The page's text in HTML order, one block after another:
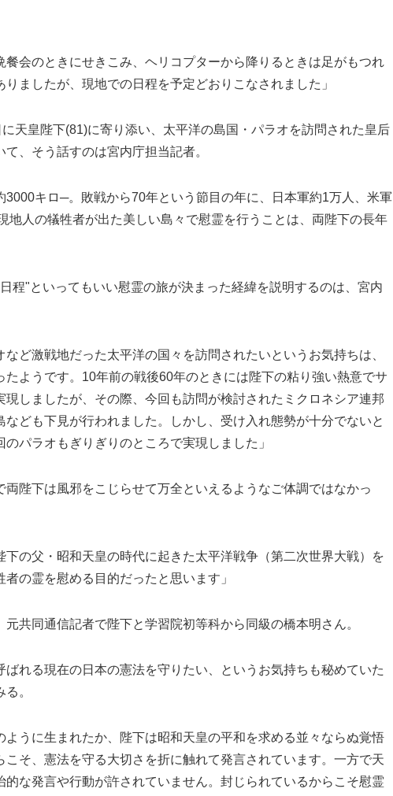
餐会のときにせきこみ、ヘリコプターから降りるときは足がもつれ
りましたが、現地での日程を予定どおりこなされました」
天皇陛下(81)に寄り添い、太平洋の島国・パラオを訪問された皇后
て、そう話すのは宮内庁担当記者。
キロ─。敗戦から70年という節目の年に、日本軍約1万人、米軍
地人の犠牲者が出た美しい島々で慰霊を行うことは、両陛下の長年
程"といってもいい慰霊の旅が決まった経緯を説明するのは、宮内
など激戦地だった太平洋の国々を訪問されたいというお気持ちは、
たようです。10年前の戦後60年のときには陛下の粘り強い熱意でサ
現しましたが、その際、今回も訪問が検討されたミクロネシア連邦
なども下見が行われました。しかし、受け入れ態勢が十分でないと
のパラオもぎりぎりのところで実現しました」
陛下は風邪をこじらせて万全といえるようなご体調ではなかっ
下の父・昭和天皇の時代に起きた太平洋戦争（第二次世界大戦）を
の霊を慰める目的だったと思います」
共同通信記者で陛下と学習院初等科から同級の橋本明さん。
ばれる現在の日本の憲法を守りたい、というお気持ちも秘めていた
。
ように生まれたか、陛下は昭和天皇の平和を求める並々ならぬ覚悟
こそ、憲法を守る大切さを折に触れて発言されています。一方で天
的な発言や行動が許されていません。封じられているからこそ慰霊